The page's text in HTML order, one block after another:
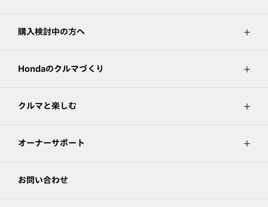
購入検討中の方へ
Hondaのクルマづくり
クルマと楽しむ
オーナーサポート
お問い合わせ